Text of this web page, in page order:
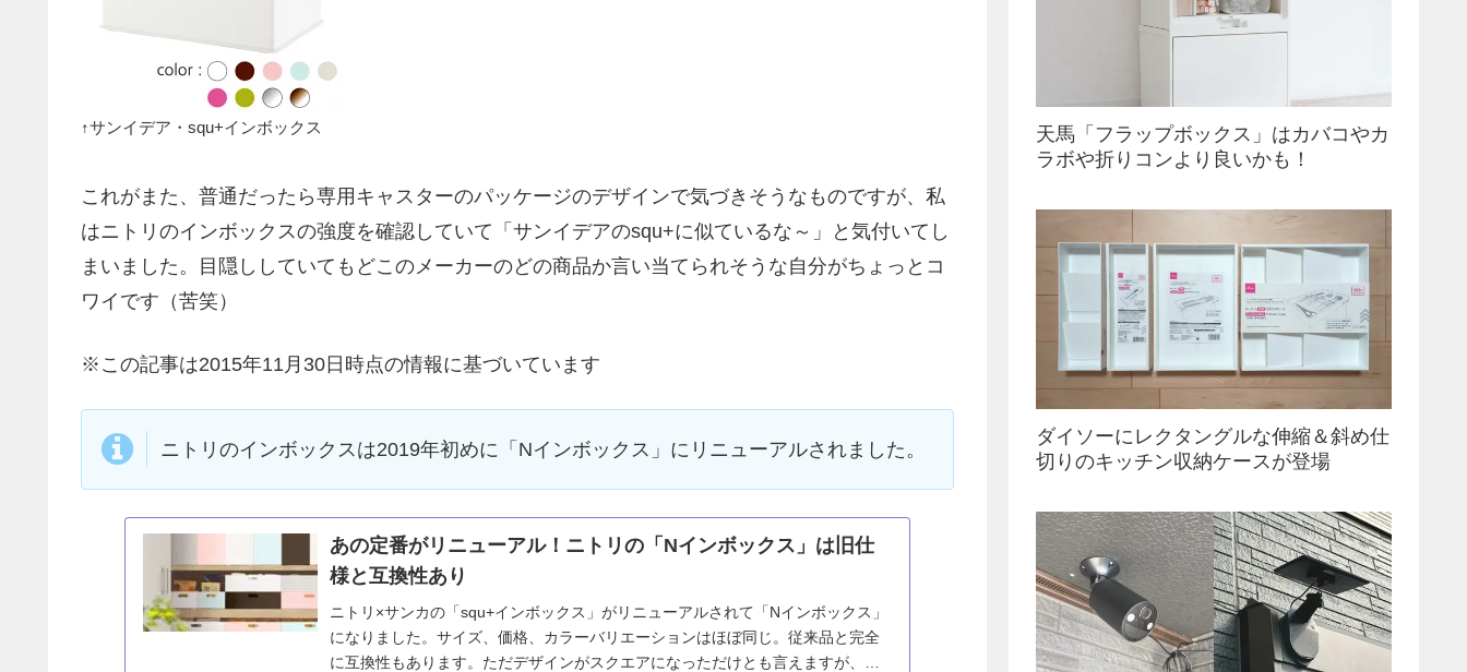
↑サンイデア・squ+インボックス
これがまた、普通だったら専用キャスターのパッケージのデザインで気づきそうなものですが、私
はニトリのインボックスの強度を確認していて「サンイデアのsqu+に似ているな～」と気付いてし
まいました。目隠ししていてもどこのメーカーのどの商品か言い当てられそうな自分がちょっとコ
ワイです（苦笑）
※この記事は2015年11月30日時点の情報に基づいています
ニトリのインボックスは2019年初めに「Nインボックス」にリニューアルされました。
あの定番がリニューアル！ニトリの「Nインボックス」は旧仕
様と互換性あり
ニトリ×サンカの「squ+インボックス」がリニューアルされて「Nインボックス」
になりました。サイズ、価格、カラーバリエーションはほぼ同じ。従来品と完全
に互換性もあります。ただデザインがスクエアになっただけとも言えますが、そ
天馬「フラップボックス」はカバコやカ
ラボや折りコンより良いかも！
ダイソーにレクタングルな伸縮＆斜め仕
切りのキッチン収納ケースが登場